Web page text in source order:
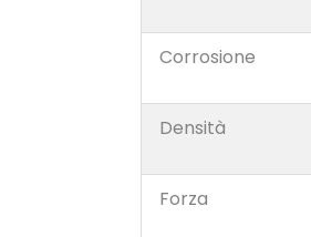
Corrosione
Densità
Forza